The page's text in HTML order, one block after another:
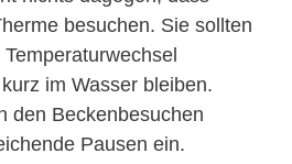
besuchen. Sie sollten
im Wasser bleiben.
den Beckenbesuchen
Pausen ein.